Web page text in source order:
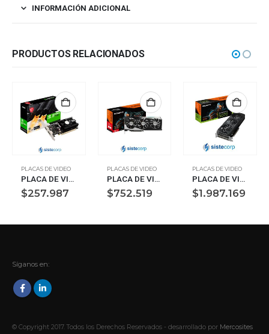
INFORMACIÓN ADICIONAL
PRODUCTOS RELACIONADOS
PLACAS DE VIDEO
PLACA DE VIDEO 4GB GT 1030 MSI 4DG4 LP (912-V812-001)
$257.987
PLACAS DE VIDEO
PLACA DE VIDEO 8GB RX 7600 GIGABYTE GAMING OC 8GB (GV-R76GAMINGOC-8GD)
$752.519
PLACAS DE VIDEO
PLACA DE VIDEO 12GB RTX 5070 GIGABYTE WINDFORCE OC SFF (GV-N5070WF3OC-12GD)
$1.987.169
Síganos en:
© Copyright 2017. Todos los Derechos Reservados - desarrollado por Mercosites